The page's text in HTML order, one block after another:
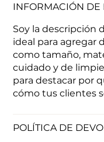
INFORMACIÓN DE
Soy la descripción
ideal para agregar
como tamaño,
cuidado y de
para destacar por
cómo tus clientes
POLÍTICA DE